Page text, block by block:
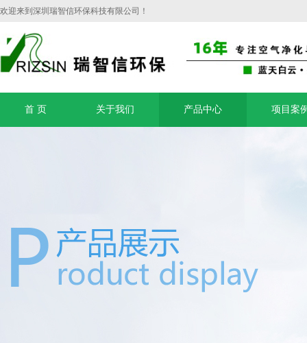
欢迎来到深圳瑞智信环保科技有限公司！
首 页 关于我们 产品中心 项目案